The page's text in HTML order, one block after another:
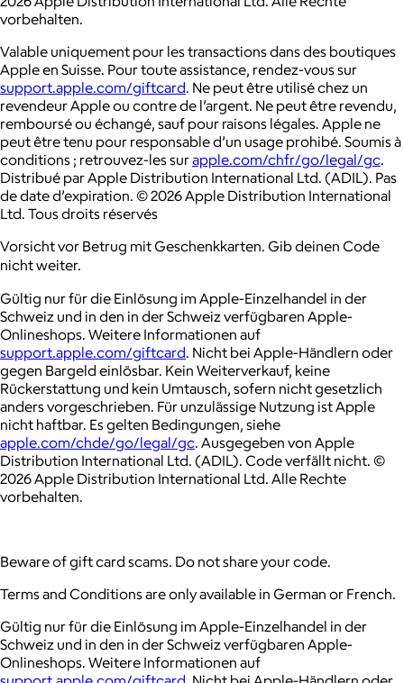
vorbehalten.
Valable uniquement pour les transactions dans des boutiques
Apple en Suisse. Pour toute assistance, rendez-vous sur
support.apple.com/giftcard. Ne peut être utilisé chez un
revendeur Apple ou contre de l’argent. Ne peut être revendu,
remboursé ou échangé, sauf pour raisons légales. Apple ne
peut être tenu pour responsable d’un usage prohibé. Soumis à
conditions ; retrouvez-les surapple.com/chfr/go/legal/gc.
Distribué par Apple Distribution International Ltd. (ADIL). Pas
de date d’expiration. © 2026 Apple Distribution International
Ltd. Tous droits réservés
Vorsicht vor Betrug mit Geschenkkarten. Gib deinen Code
nicht weiter.
Gültig nur für die Einlösung im Apple-Einzelhandel in der
Schweiz und in den in der Schweiz verfügbaren Apple-
Onlineshops. Weitere Informationen auf
support.apple.com/giftcard. Nicht bei Apple-Händlern oder
gegen Bargeld einlösbar. Kein Weiterverkauf, keine
Rückerstattung und kein Umtausch, sofern nicht gesetzlich
anders vorgeschrieben. Für unzulässige Nutzung ist Apple
nicht haftbar. Es gelten Bedingungen, siehe
apple.com/chde/go/legal/gc. Ausgegeben von Apple
Distribution International Ltd. (ADIL). Code verfällt nicht. ©
2026 Apple Distribution International Ltd. Alle Rechte
vorbehalten.
Beware of gift card scams. Do not share your code.
Terms and Conditions are only available in German or French.
Gültig nur für die Einlösung im Apple-Einzelhandel in der
Schweiz und in den in der Schweiz verfügbaren Apple-
Onlineshops. Weitere Informationen auf